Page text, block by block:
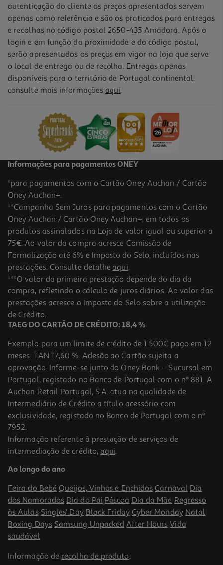
Lápis De Lábios Catrice Gel Glide Ll 090 15g
3.7
Bálsamo De Lábios Catrice Peptide Bliss Glossy 040 10ml
399 €/Lt
3,99 €
Lápis De Lábios Catrice Plumping 210 035g
1495 €/Kg
2,99 €
autenticação do cliente os preços apresentados servem
apenas como referência e são os praticados para entregas
e recolhas no código postal 2650-435 Amadora. Após o
login e em função da proximidade e do código postal,
serão apresentados os preços em vigor na loja que serve
o local de entrega ou de recolha. Entregas apenas
disponíveis para o território de Portugal continental,
consulte mais informações aqui.
Informações para pagamentos ONEY
*para pagamentos com o Cartão Oney Auchan / Cartão
Oney Auchan+.
**Campanha Sem Juros para pagamentos com o Cartão
Oney Auchan / Cartão Oney Auchan+, em todos os
produtos assinalados na Loja de valor igual ou superior a
75€. Ao valor da compra acresce Comissão de
Formalização até 6% e Imposto do Selo, incluídos nas
prestações. Consulte detalhe aqui.
***O valor da primeira prestação depende do dia da
compra, refletindo o cálculo de juros diários. Ao valor das
prestações acresce o Imposto do Selo sobre a utilização
de Crédito.
TAEG DO CARTÃO DE CRÉDITO: 18,4 %
Exemplo para um limite de crédito de 1.500€ pago em 12
meses. TAN 17,60 %. Adesão ao Cartão sujeita a
aprovação. Informe-se junto do Oney Bank – Sucursal em
Portugal, registado no Banco de Portugal com o nº 881. A
Auchan Retail Portugal, S.A. atua na qualidade de
Intermediário de Crédito a título acessório com
exclusividade, registado no Banco de Portugal com o nº
7952.
Informação referente à prestação de serviços de
intermediação de crédito, aqui.
Ao longo do ano
Feira do Bebé Queijos, Vinhos e Enchidos Carnaval Dia
dos Namorados Dia do Pai Páscoa Dia da Mãe Regresso
às Aulas Singles' Day Black Friday Cyber Monday Natal
Boxing Days Samsung Unpacked After Hours Vida
saudável
Informação de recolha de produto.